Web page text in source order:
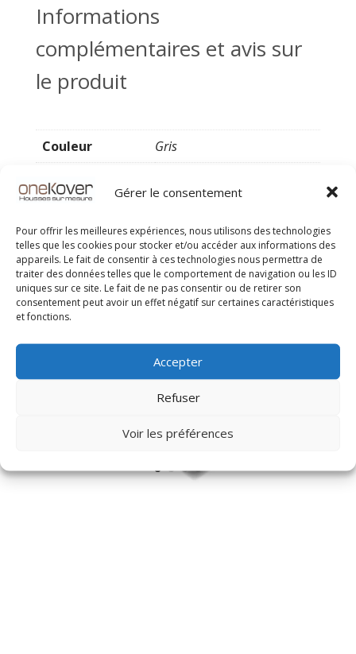
Gérer le consentement
Pour offrir les meilleures expériences, nous utilisons des technologies
telles que les cookies pour stocker et/ou accéder aux informations des
appareils. Le fait de consentir à ces technologies nous permettra de
traiter des données telles que le comportement de navigation ou les ID
uniques sur ce site. Le fait de ne pas consentir ou de retirer son
consentement peut avoir un effet négatif sur certaines caractéristiques
et fonctions.
Accepter
Refuser
Voir les préférences
Informations
complémentaires et avis sur
le produit
Couleur Gris